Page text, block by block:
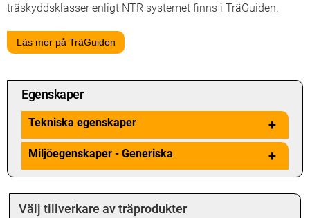
träskyddsklasser enligt NTR systemet finns i TräGuiden.
Läs mer på TräGuiden
Egenskaper
Tekniska egenskaper +
Miljöegenskaper - Generiska +
Välj tillverkare av träprodukter